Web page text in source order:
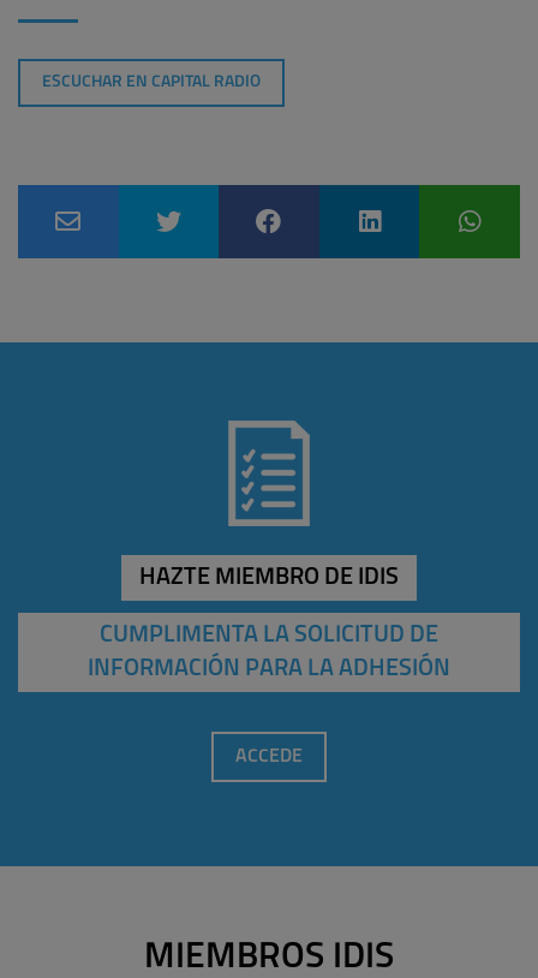
ESCUCHAR EN CAPITAL RADIO
HAZTE MIEMBRO DE IDIS
CUMPLIMENTA LA SOLICITUD DE
INFORMACIÓN PARA LA ADHESIÓN
ACCEDE
MIEMBROS IDIS